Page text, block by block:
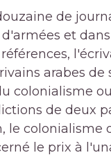
de
et
arabes
colonialisme
de deux
le colonialisme
le prix à